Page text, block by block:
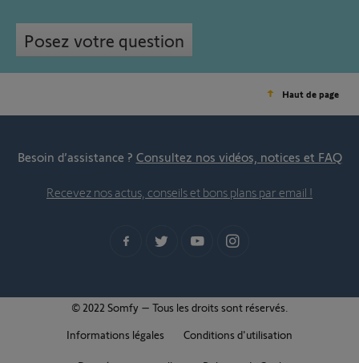
Posez votre question
Haut de page
Besoin d’assistance ? Consultez nos vidéos, notices et FAQ
Recevez nos actus, conseils et bons plans par email !
© 2022 Somfy – Tous les droits sont réservés.
Informations légales
Conditions d'utilisation